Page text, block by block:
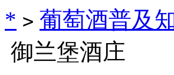
* > 葡萄酒普及
御兰堡酒庄